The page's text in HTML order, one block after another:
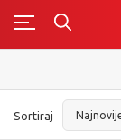
Sortiraj